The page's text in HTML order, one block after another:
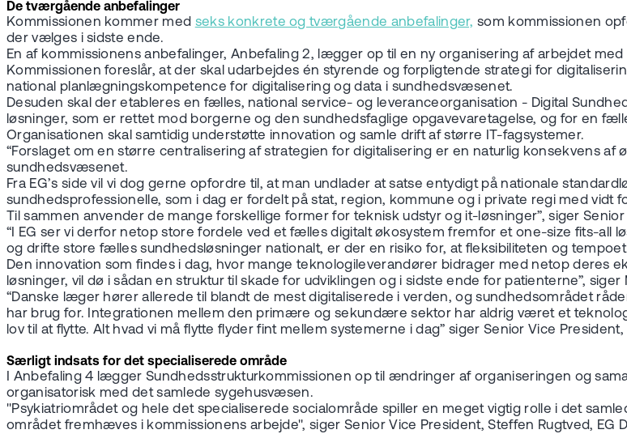
De tværgående anbefalinger
Kommissionen kommer med seks konkrete og tværgående anbefalinger, som kommissionen
der vælges i sidste ende.
En af kommissionens anbefalinger, Anbefaling 2, lægger op til en ny organisering af arbejdet med
Kommissionen foreslår, at der skal udarbejdes én styrende og forpligtende strategi for
national planlægningskompetence for digitalisering og data i sundhedsvæsenet.
Desuden skal der etableres en fælles, national service- og leveranceorganisation - Digital
løsninger, som er rettet mod borgerne og den sundhedsfaglige opgavevaretagelse, og for en
Organisationen skal samtidig understøtte innovation og samle drift af større IT-fagsystemer.
“Forslaget om en større centralisering af strategien for digitalisering er en naturlig konsekvens
sundhedsvæsenet.
Fra EG’s side vil vi dog gerne opfordre til, at man undlader at satse entydigt på nationale
sundhedsprofessionelle, som i dag er fordelt på stat, region, kommune og i private regi med vidt
Til sammen anvender de mange forskellige former for teknisk udstyr og it-løsninger”, siger
“I EG ser vi derfor netop store fordele ved et fælles digitalt økosystem fremfor et one-size fits-all
og drifte store fælles sundhedsløsninger nationalt, er der en risiko for, at fleksibiliteten og
Den innovation som findes i dag, hvor mange teknologileverandører bidrager med netop deres
løsninger, vil dø i sådan en struktur til skade for udviklingen og i sidste ende for patienterne”, siger
“Danske læger hører allerede til blandt de mest digitaliserede i verden, og sundhedsområdet
har brug for. Integrationen mellem den primære og sekundære sektor har aldrig været et
lov til at flytte. Alt hvad vi må flytte flyder fint mellem systemerne i dag” siger Senior Vice
Særligt indsats for det specialiserede område
I Anbefaling 4 lægger Sundhedsstrukturkommissionen op til ændringer af organiseringen og
organisatorisk med det samlede sygehusvæsen.
"Psykiatriområdet og hele det specialiserede socialområde spiller en meget vigtig rolle i det
området fremhæves i kommissionens arbejde", siger Senior Vice President, Steffen Rugtved, EG